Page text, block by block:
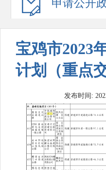
申请公开
宝鸡市2023
计划（重点
发布时间: